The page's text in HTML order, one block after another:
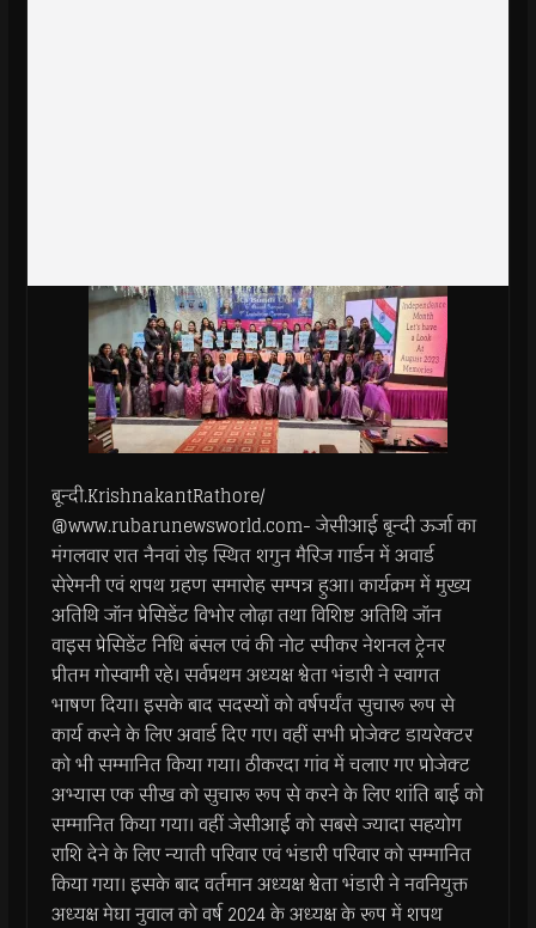
बून्दी.KrishnakantRathore/
@www.rubarunewsworld.com- जेसीआई बून्दी ऊर्जा का
मंगलवार रात नैनवां रोड़ स्थित शगुन मैरिज गार्डन में अवार्ड
सेरेमनी एवं शपथ ग्रहण समारोह सम्पन्न हुआ। कार्यक्रम में मुख्य
अतिथि जॉन प्रेसिडेंट विभोर लोढ़ा तथा विशिष्ट अतिथि जॉन
वाइस प्रेसिडेंट निधि बंसल एवं की नोट स्पीकर नेशनल ट्रेनर
प्रीतम गोस्वामी रहे। सर्वप्रथम अध्यक्ष श्वेता भंडारी ने स्वागत
भाषण दिया। इसके बाद सदस्यों को वर्षपर्यंत सुचारू रूप से
कार्य करने के लिए अवार्ड दिए गए। वहीं सभी प्रोजेक्ट डायरेक्टर
को भी सम्मानित किया गया। ठीकरदा गांव में चलाए गए प्रोजेक्ट
अभ्यास एक सीख को सुचारू रूप से करने के लिए शांति बाई को
सम्मानित किया गया। वहीं जेसीआई को सबसे ज्यादा सहयोग
राशि देने के लिए न्याती परिवार एवं भंडारी परिवार को सम्मानित
किया गया। इसके बाद वर्तमान अध्यक्ष श्वेता भंडारी ने नवनियुक्त
अध्यक्ष मेघा नुवाल को वर्ष 2024 के अध्यक्ष के रूप में शपथ